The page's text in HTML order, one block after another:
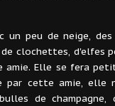
un peu de neige,
de clochettes, d'elfes
amie. Elle se fera
par cette amie, elle
de champagne,